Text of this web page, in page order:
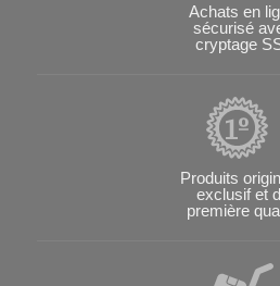
Achats en
sécurisé
cryptage
Produits
exclusif et
première